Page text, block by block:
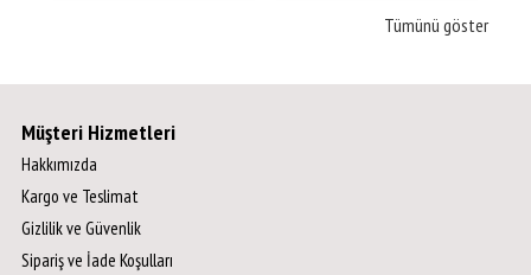
Tümünü göster
Müşteri Hizmetleri
Hakkımızda
Kargo ve Teslimat
Gizlilik ve Güvenlik
Sipariş ve İade Koşulları